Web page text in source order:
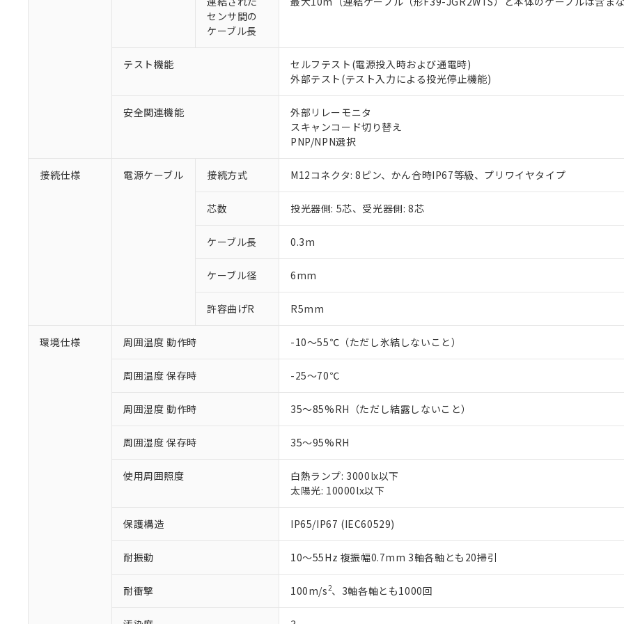
センサ間の
ケーブル長
テスト機能
セルフテスト(電源投入時および通電時)
外部テスト(テスト入力による投光停止機能)
安全関連機能
外部リレーモニタ
スキャンコード切り替え
PNP/NPN選択
接続仕様 電源ケーブル 接続方式 M12コネクタ: 8ピン、かん合時IP67等級、プリワイヤタイプ
芯数 投光器側: 5芯、受光器側: 8芯
ケーブル長 0.3m
ケーブル径 6mm
許容曲げR R5mm
環境仕様 周囲温度 動作時 -10～55℃（ただし氷結しないこと）
周囲温度 保存時 -25～70℃
周囲湿度 動作時 35～85%RH（ただし結露しないこと）
周囲湿度 保存時 35～95%RH
使用周囲照度
白熱ランプ: 3000lx以下
太陽光: 10000lx以下
保護構造 IP65/IP67 (IEC60529)
耐振動 10～55Hz 複振幅0.7mm 3軸各軸とも20掃引
耐衝撃 100m/s2、3軸各軸とも1000回